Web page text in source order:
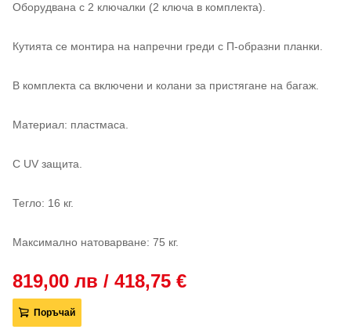
Оборудвана с 2 ключалки (2 ключа в комплекта).
Кутията се монтира на напречни греди с П-образни планки.
В комплекта са включени и колани за пристягане на багаж.
Материал: пластмаса.
С UV защита.
Тегло: 16 кг.
Максимално натоварване: 75 кг.
819,00 лв / 418,75 €
Поръчай